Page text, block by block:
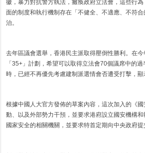
徽，暴力對抗警方執法，癱瘓政府立法會，這些行
面的制度和執行機制存在「不健全、不適應、不符
治。
去年區議會選舉，香港民主派取得壓倒性勝利。在
「35+」計劃，希望可以取得立法會70個議席中的
時，已經不再優先考慮建制派選情會否遭受打擊，
根據中國人大官方發佈的草案內容，這次加入的《
動、以及外部勢力干預，並要求港府設立國安機構
國家安全的相關機關，並要求特首定期向中央政府提